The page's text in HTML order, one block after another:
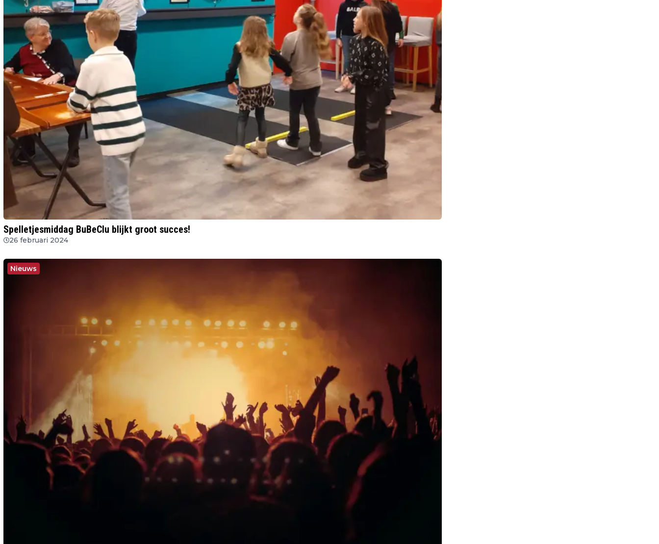
Spelletjesmiddag BuBeClu blijkt groot succes!
26 februari 2024
Nieuws